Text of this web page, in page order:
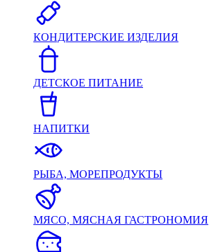
КОНДИТЕРСКИЕ ИЗДЕЛИЯ
ДЕТСКОЕ ПИТАНИЕ
НАПИТКИ
РЫБА, МОРЕПРОДУКТЫ
МЯСО, МЯСНАЯ ГАСТРОНОМИЯ